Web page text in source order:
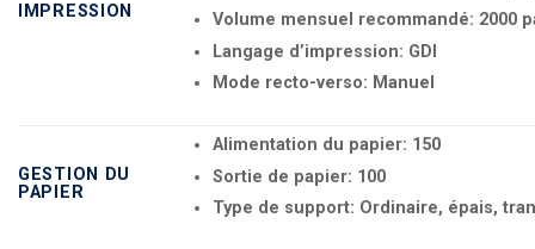
IMPRESSION
Volume mensuel recommandé: 2000
Langage d’impression: GDI
Mode recto-verso: Manuel
GESTION DU
PAPIER
Alimentation du papier: 150
Sortie de papier: 100
Type de support: Ordinaire, épais,